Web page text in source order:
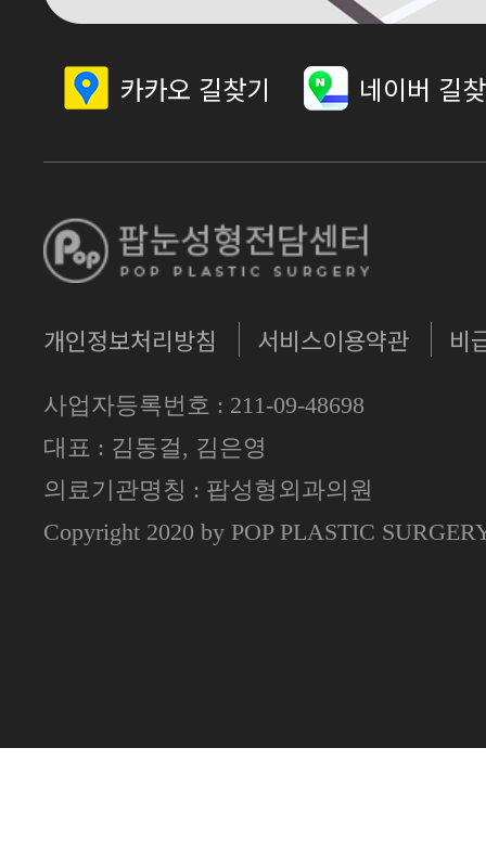
카카오 길찾기 네이버 길
개인정보처리방침 서비스이용약관 비
사업자등록번호 : 211-09-48698
대표 : 김동걸, 김은영
의료기관명칭 : 팝성형외과의원
Copyright 2020 by POP PLASTIC